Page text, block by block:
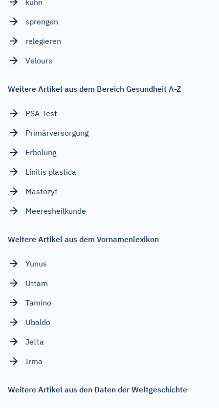
sprengen
relegieren
Velours
Weitere Artikel aus dem Bereich Gesundheit A-Z
PSA-Test
Primärversorgung
Erholung
Linitis plastica
Mastozyt
Meeresheilkunde
Weitere Artikel aus dem Vornamenlexikon
Yunus
Uttam
Tamino
Ubaldo
Jetta
Irma
Weitere Artikel aus den Daten der Weltgeschichte